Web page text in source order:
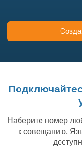
Наберите номер
к совещанию.